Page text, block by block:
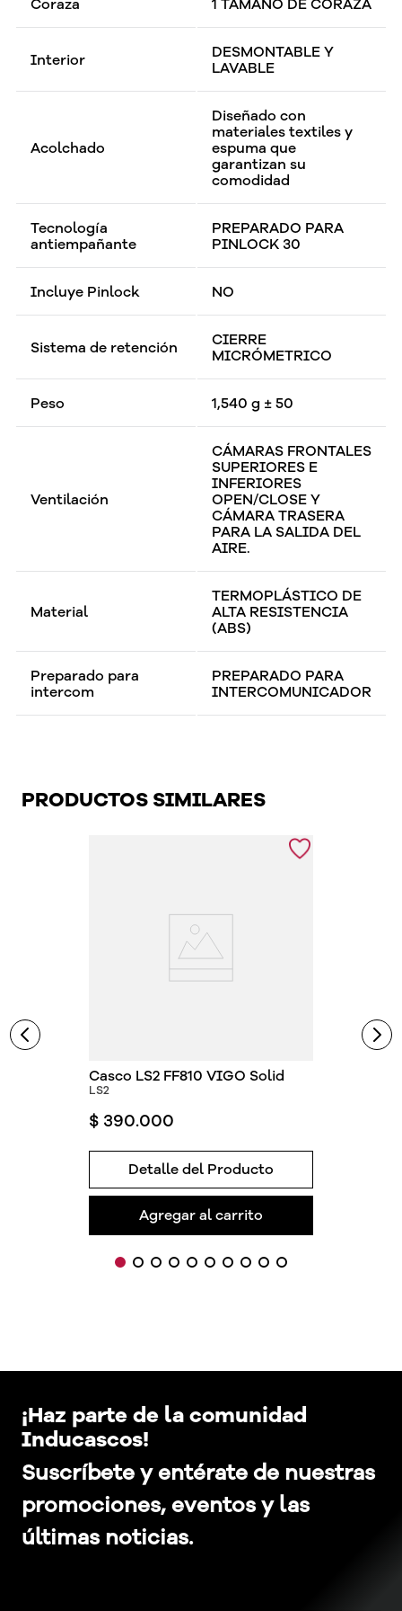
Coraza 1 TAMAÑO DE CORAZA
Interior
DESMONTABLE Y
LAVABLE
Acolchado
Diseñado con
materiales textiles y
espuma que
garantizan su
comodidad
Tecnología
antiempañante
PREPARADO PARA
PINLOCK 30
Incluye Pinlock NO
Sistema de retención
CIERRE
MICRÓMETRICO
Peso 1,540 g ± 50
Ventilación
CÁMARAS FRONTALES
SUPERIORES E
INFERIORES
OPEN/CLOSE Y
CÁMARA TRASERA
PARA LA SALIDA DEL
AIRE.
Material
TERMOPLÁSTICO DE
ALTA RESISTENCIA
(ABS)
Preparado para
intercom
PREPARADO PARA
INTERCOMUNICADOR
PRODUCTOS SIMILARES
Casco LS2 FF810 VIGO Solid
LS2
$ 390.000
Detalle del Producto
Agregar al carrito
¡Haz parte de la comunidad
Inducascos!
Suscríbete y entérate de nuestras
promociones, eventos y las
últimas noticias.